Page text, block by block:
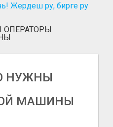
Жердеш ру, бирге ру
НУЖНЫ
МАШИНЫ